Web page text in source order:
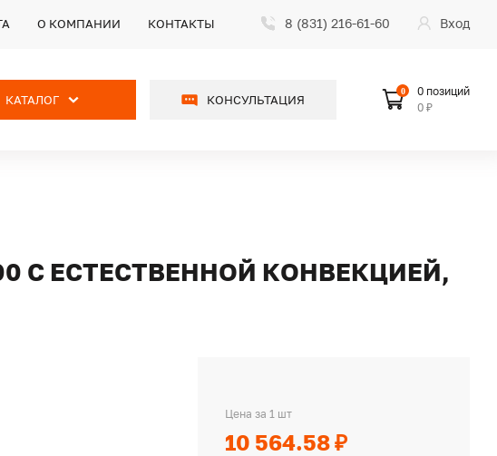
О КОМПАНИИ КОНТАКТЫ 8 (831) 216-61-60 Вход
КАТАЛОГ КОНСУЛЬТАЦИЯ
0
0 позиций
0 ₽
С ЕСТЕСТВЕННОЙ КОНВЕКЦИЕЙ,
Цена за 1 шт
10 564.58 ₽